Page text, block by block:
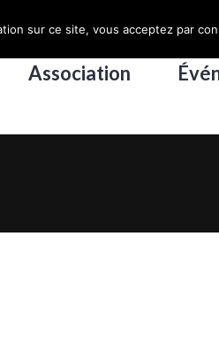
Association
sur ce site, vous acceptez par